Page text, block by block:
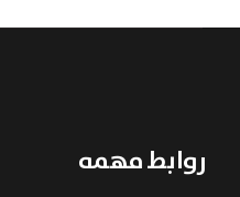
روابط مهمه